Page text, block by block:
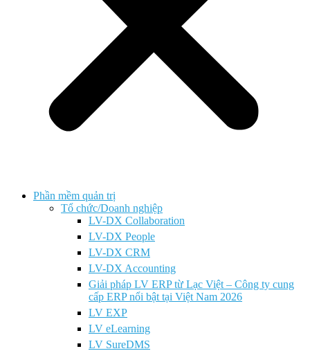
Phần mềm quản trị
Tổ chức/Doanh nghiệp
LV-DX Collaboration
LV-DX People
LV-DX CRM
LV-DX Accounting
Giải pháp LV ERP từ Lạc Việt – Công ty cung
cấp ERP nổi bật tại Việt Nam 2026
LV EXP
LV eLearning
LV SureDMS